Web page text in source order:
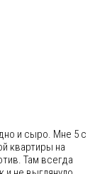
и сыро. Мне 5 с
квартиры на
Там всегда